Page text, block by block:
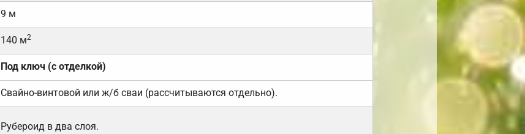
9 м
140 м2
Под ключ (с отделкой)
Свайно-винтовой или ж/б сваи (рассчитываются отдельно).
Рубероид в два слоя.